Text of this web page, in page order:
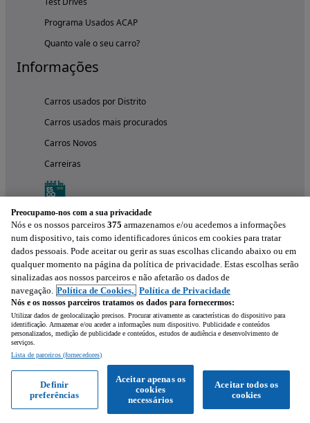
Programa Usados ACAP
Quanto vale o seu carro?
Informações
Carros usados por Distrito
Carros usados mais procurados
Carros Novos
Carreiras
Experimenta a aplicação
Preocupamo-nos com a sua privacidade
Nós e os nossos parceiros 375 armazenamos e/ou acedemos a informações
num dispositivo, tais como identificadores únicos em cookies para tratar
dados pessoais. Pode aceitar ou gerir as suas escolhas clicando abaixo ou em
qualquer momento na página da política de privacidade. Estas escolhas serão
sinalizadas aos nossos parceiros e não afetarão os dados de
navegação. Política de Cookies, Política de Privacidade
Nós e os nossos parceiros tratamos os dados para fornecermos:
Utilizar dados de geolocalização precisos. Procurar ativamente as características do dispositivo para
identificação. Armazenar e/ou aceder a informações num dispositivo. Publicidade e conteúdos
personalizados, medição de publicidade e conteúdos, estudos de audiência e desenvolvimento de
serviços.
Lista de parceiros (fornecedores)
Aceitar todos os
cookies
Aceitar apenas os
cookies
necessários
Definir
preferências